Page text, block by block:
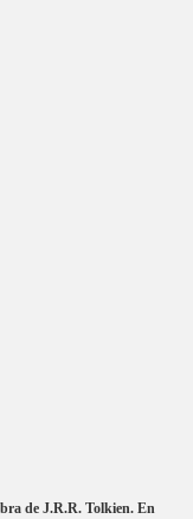
de J.R.R. Tolkien. En